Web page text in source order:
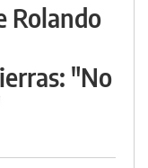
Rolando
"No